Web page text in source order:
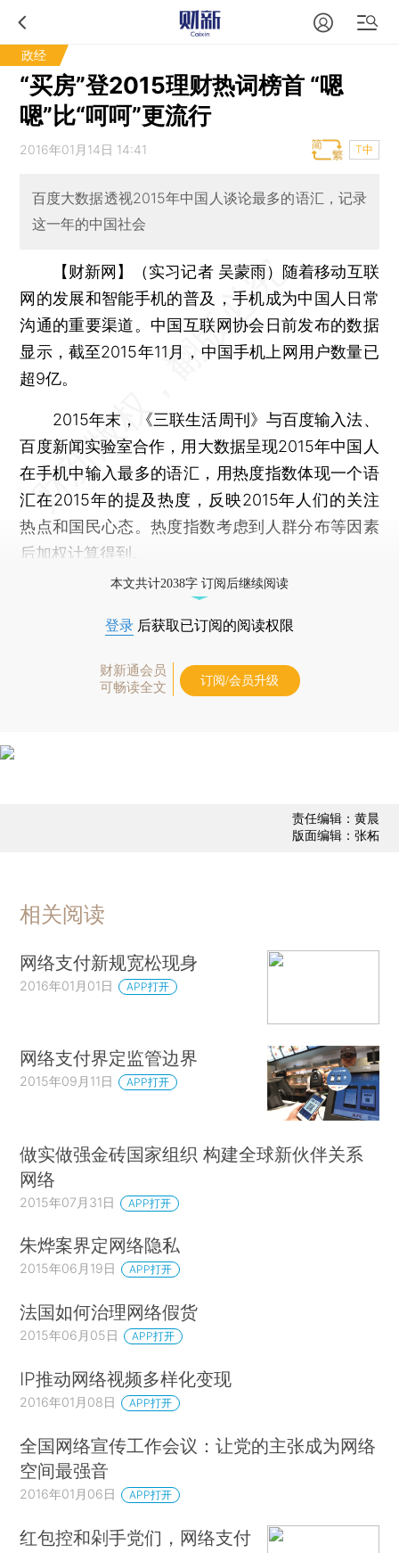
政经
“买房”登2015理财热词榜首 “嗯
嗯”比“呵呵”更流行
2016年01月14日 14:41 T中
百度大数据透视2015年中国人谈论最多的语汇，记录
这一年的中国社会
【财新网】（实习记者 吴蒙雨） 随着移动互联
网的发展和智能手机的普及，手机成为中国人日常
沟通的重要渠道。中国互联网协会日前发布的数据
显示，截至2015年11月，中国手机上网用户数量已
超9亿。
2015年末，《三联生活周刊》与百度输入法、
百度新闻实验室合作，用大数据呈现2015年中国人
在手机中输入最多的语汇，用热度指数体现一个语
汇在2015年的提及热度，反映2015年人们的关注
热点和国民心态。热度指数考虑到人群分布等因素
后加权计算得到。
本文共计2038字 订阅后继续阅读
登录 后获取已订阅的阅读权限
财新通会员
可畅读全文
订阅/会员升级
责任编辑：黄晨
版面编辑：张柘
相关阅读
网络支付新规宽松现身
2016年01月01日 APP打开
网络支付界定监管边界
2015年09月11日 APP打开
做实做强金砖国家组织 构建全球新伙伴关系
网络
2015年07月31日 APP打开
朱烨案界定网络隐私
2015年06月19日 APP打开
法国如何治理网络假货
2015年06月05日 APP打开
IP推动网络视频多样化变现
2016年01月08日 APP打开
全国网络宣传工作会议：让党的主张成为网络
空间最强音
2016年01月06日 APP打开
红包控和剁手党们，网络支付